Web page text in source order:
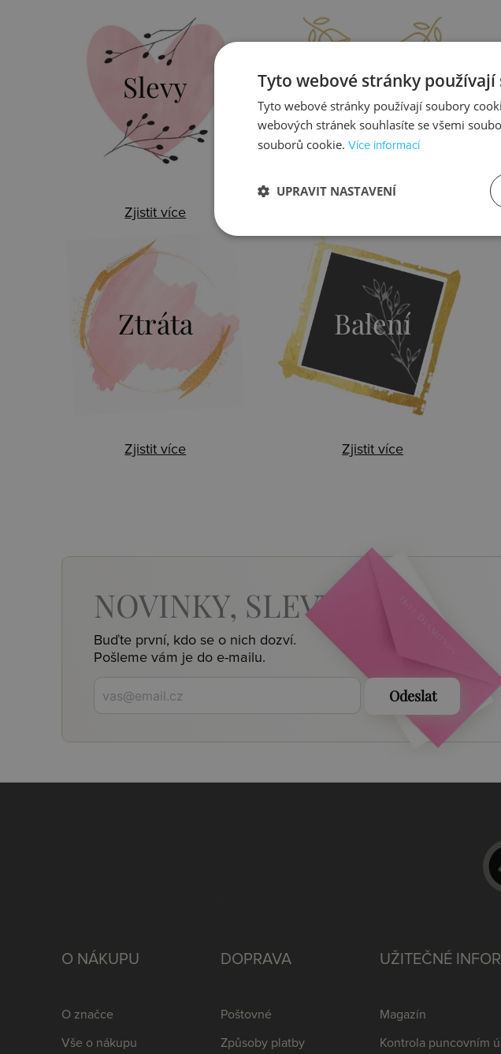
Slevy
Zjistit více
Doprava
Ztráta
Zjistit více
Balení
Zjistit více
NOVINKY, SLEVY, AKCE
Buďte první, kdo se o nich dozví.
Pošleme vám je do e-mailu.
Odeslat
O NÁKUPU
O značce
Vše o nákupu
DOPRAVA
Poštovné
Způsoby platby
UŽITEČNÉ
Magazín
Kontrola puncovním
Tyto webové stránky
Tyto webové stránky používají soubory
webových stránek souhlasíte se všemi
souborů cookie. Více informací
UPRAVIT NASTAVENÍ